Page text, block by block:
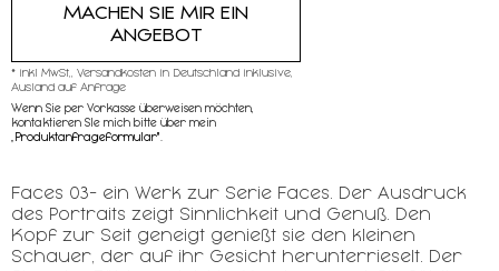
MACHEN SIE MIR EIN
ANGEBOT
* inkl MwSt,, Versandkosten in Deutschland inklusive,
Ausland auf Anfrage
Wenn Sie per Vorkasse überweisen möchten,
kontaktieren SIe mich bitte über mein
Produktanfrageformular"
Faces 03- ein Werk zur Serie Faces. Der Ausdruck
des Portraits zeigt Sinnlichkeit und Genuß. Den
Kopf zur Seit geneigt genießt sie den kleinen
Schauer, der auf ihr Gesicht herunterrieselt. Der